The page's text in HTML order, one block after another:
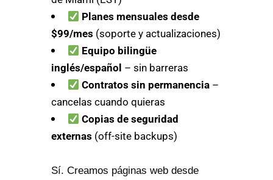
Planes mensuales desde
$99/mes (soporte y actualizaciones)
Equipo bilingüe
inglés/español – sin barreras
Contratos sin permanencia –
cancelas cuando quieras
Copias de seguridad
externas (off-site backups)
Sí. Creamos páginas web desde